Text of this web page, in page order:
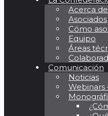
Acerca de
Asociados
Cómo
Equipo
Áreas
Comunicación
Noticias
Webinars